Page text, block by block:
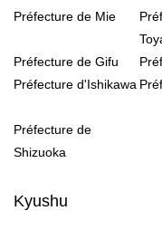
Préfecture de Mie
Préfecture de Gifu
Préfecture d'Ishikawa
Préfecture de
Shizuoka
Kyushu